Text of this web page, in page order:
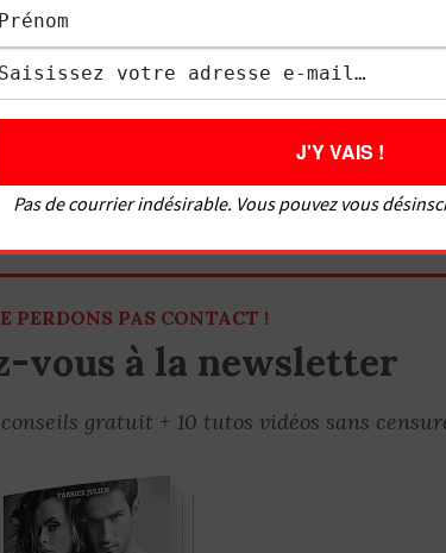
: https://fabricejulien.com/reseaux-sociaux-de-
très fort (révision) – 5 trucs pour la faire
homme dans la réalité (7 choses à retenir du
femme et la rendre folle ?
jouir un homme comme jamais ?
PERDONS PAS CONTACT !
vous à la newsletter
conseils gratuit + 10 tutos vidéos sans
Pas de courrier indésirable. Vous pouvez vous